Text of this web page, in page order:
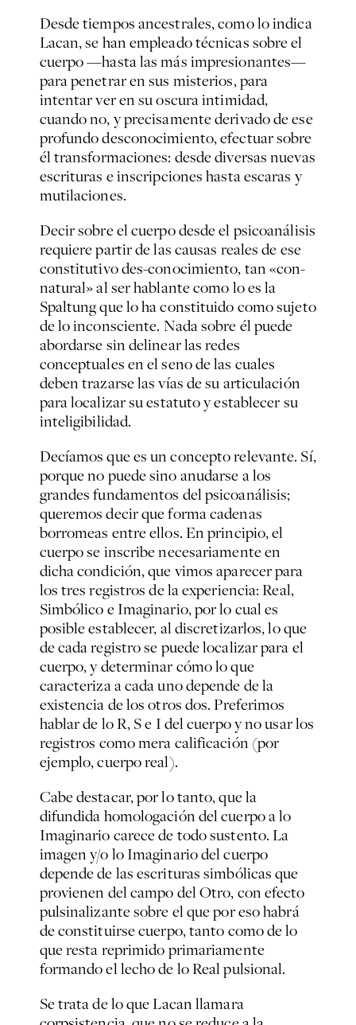
Desde tiempos ancestrales, como lo indica
Lacan, se han empleado técnicas sobre el
cuerpo —hasta las más impresionantes—
para penetrar en sus misterios, para
intentar ver en su oscura intimidad,
cuando no, y precisamente derivado de ese
profundo desconocimiento, efectuar sobre
él transformaciones: desde diversas nuevas
escrituras e inscripciones hasta escaras y
mutilaciones.
Decir sobre el cuerpo desde el psicoanálisis
requiere partir de las causas reales de ese
constitutivo des-conocimiento, tan «con-
natural» al ser hablante como lo es la
Spaltungque lo ha constituido como sujeto
de lo inconsciente. Nada sobre él puede
abordarse sin delinear las redes
conceptuales en el seno de las cuales
deben trazarse las vías de su articulación
para localizar su estatuto y establecer su
inteligibilidad.
Decíamos que es un concepto relevante. Sí,
porque no puede sino anudarse a los
grandes fundamentos del psicoanálisis;
queremos decir que forma cadenas
borromeas entre ellos. En principio, el
cuerpo se inscribe necesariamente en
dicha condición, que vimos aparecer para
los tres registros de la experiencia: Real,
Simbólico e Imaginario, por lo cual es
posible establecer, al discretizarlos, lo que
de cada registro se puede localizar para el
cuerpo, y determinar cómo lo que
caracteriza a cada uno depende de la
existencia de los otros dos. Preferimos
hablar de lo R, S e I del cuerpo y no usar los
registros como mera calificación (por
ejemplo, cuerpo real).
Cabe destacar, por lo tanto, que la
difundida homologación del cuerpo a lo
Imaginario carece de todo sustento. La
imagen y/o lo Imaginario del cuerpo
depende de las escrituras simbólicas que
provienen del campo del Otro, con efecto
pulsinalizante sobre el que por eso habrá
de constituirse cuerpo, tanto como de lo
que resta reprimido primariamente
formando el lecho de lo Real pulsional.
Se trata de lo que Lacan llamara